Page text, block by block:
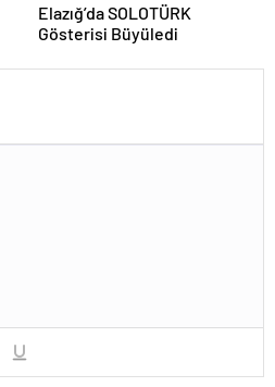
Elazığ’da SOLOTÜRK
Gösterisi Büyüledi